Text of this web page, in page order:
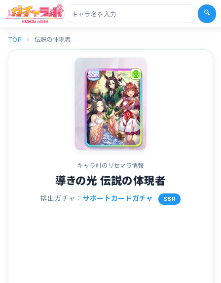
🔍
TOP › 伝説の体現者
キャラ別のリセマラ情報
導きの光 伝説の体現者
排出ガチャ： サポートカードガチャ SSR